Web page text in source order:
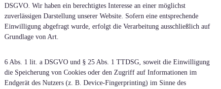
DSGVO. Wir haben ein berechtigtes Interesse an einer möglichst
zuverlässigen Darstellung unserer Website. Sofern eine entsprechende
Einwilligung abgefragt wurde, erfolgt die Verarbeitung ausschließlich auf
Grundlage von Art.
6 Abs. 1 lit. a DSGVO und § 25 Abs. 1 TTDSG, soweit die Einwilligung
die Speicherung von Cookies oder den Zugriff auf Informationen im
Endgerät des Nutzers (z. B. Device-Fingerprinting) im Sinne des